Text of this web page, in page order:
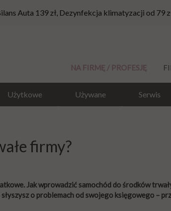
Auta 139 zł, Dezynfekcja klimatyzacji od 79
NA FIRMĘ / PROFESJĘ
Użytkowe Używane Serwis
firmy?
Jak wprowadzić samochód do środków
o problemach od swojego księgowego –